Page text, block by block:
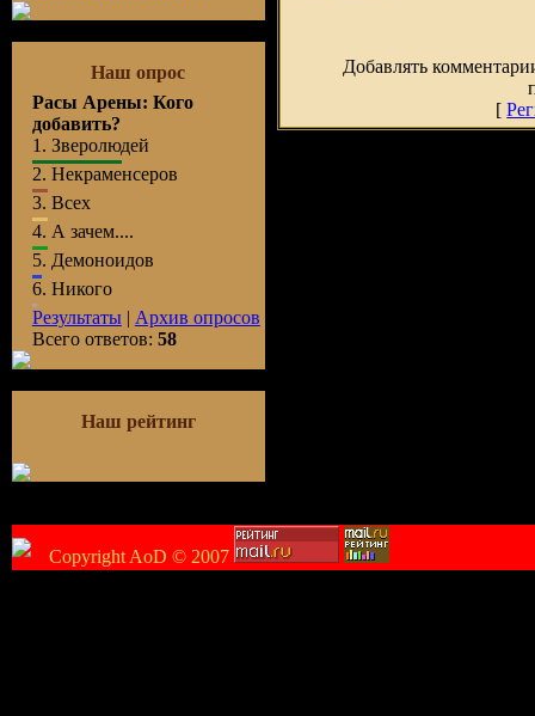
Наш опрос
Расы Арены: Кого
добавить?
1. Зверолюдей
2. Некраменсеров
3. Всех
4. А зачем....
5. Демоноидов
6. Никого
Результаты| Архив опросов
Всего ответов: 58
Наш рейтинг
Добавлять
[
Copyright AoD © 2007